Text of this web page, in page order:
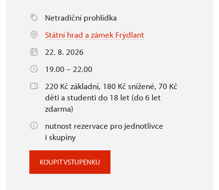
Netradiční prohlídka
Státní hrad a zámek Frýdlant
22. 8. 2026
19.00 – 22.00
220 Kč základní, 180 Kč snížené, 70 Kč
děti a studenti do 18 let (do 6 let
zdarma)
nutnost rezervace pro jednotlivce
i skupiny
KOUPIT VSTUPENKU